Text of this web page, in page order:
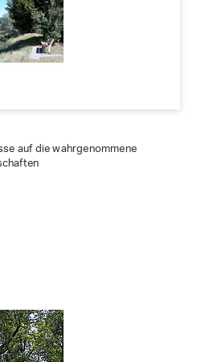
auf die wahrgenommene